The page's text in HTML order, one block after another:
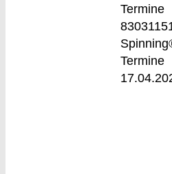
Termine
Termine